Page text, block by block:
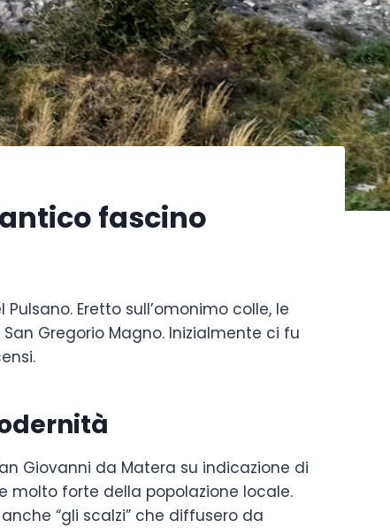
fascino
Eretto sull’omonimo colle, le
Gregorio Magno. Inizialmente ci fu
Giovanni da Matera su indicazione di
molto forte della popolazione locale.
“gli scalzi” che diffusero da